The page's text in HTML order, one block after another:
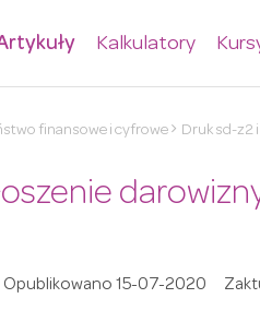
Kalkulatory
finansowe i cyfrowe Druk sd-z2
Opublikowano 15-07-2020